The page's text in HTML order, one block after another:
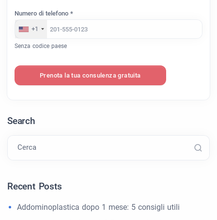
Numero di telefono *
+1
Senza codice paese
Prenota la tua consulenza gratuita
Search
Cerca
Recent Posts
Addominoplastica dopo 1 mese: 5 consigli utili